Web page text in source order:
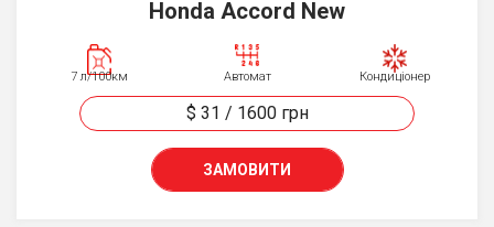
Honda Accord New
7 л/100км Автомат Кондиціонер
$ 31 / 1600 грн
ЗАМОВИТИ